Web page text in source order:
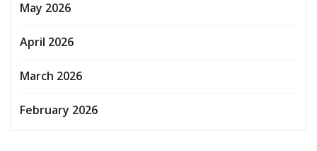
May 2026
April 2026
March 2026
February 2026